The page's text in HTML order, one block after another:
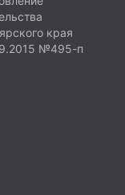
края
№495-п